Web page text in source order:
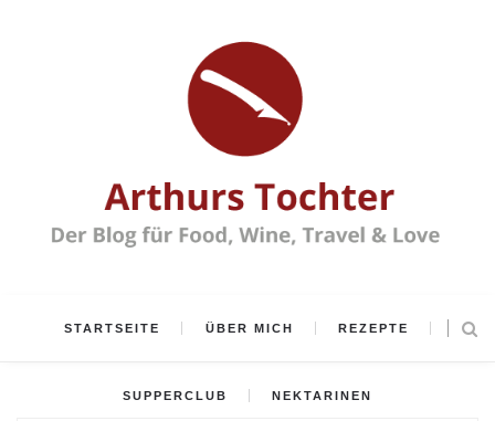
STARTSEITE ÜBER MICH REZEPTE
SUPPERCLUB NEKTARINEN